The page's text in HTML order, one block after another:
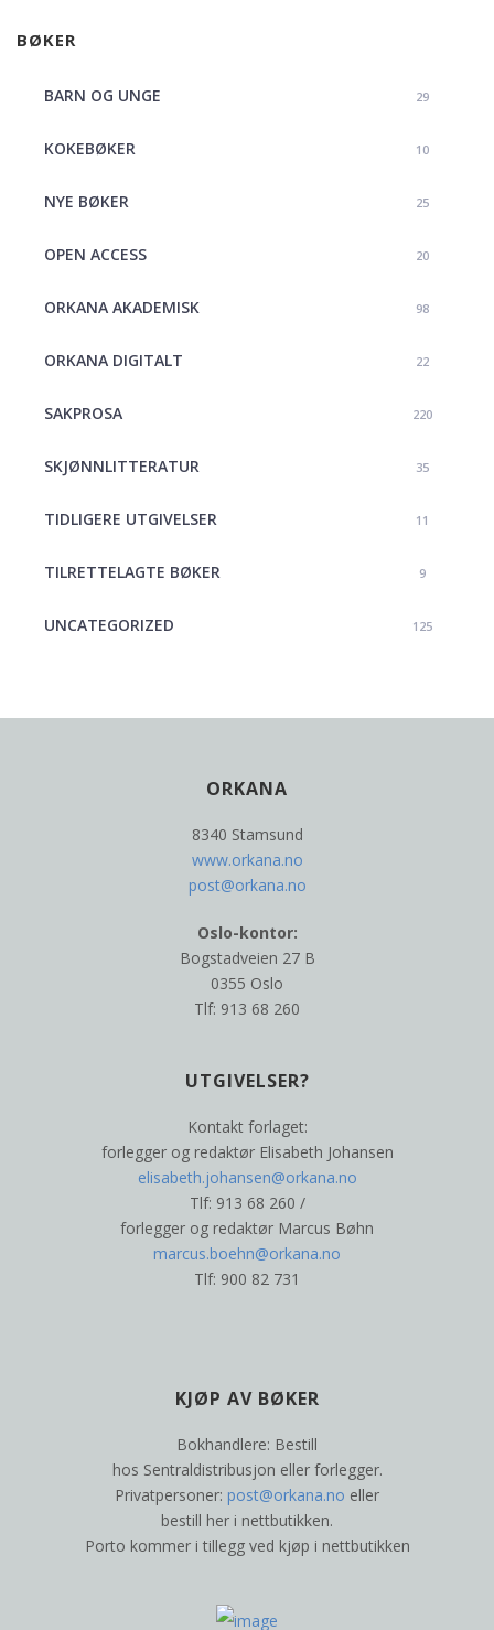
BØKER
BARN OG UNGE 29
KOKEBØKER 10
NYE BØKER 25
OPEN ACCESS 20
ORKANA AKADEMISK 98
ORKANA DIGITALT 22
SAKPROSA 220
SKJØNNLITTERATUR 35
TIDLIGERE UTGIVELSER 11
TILRETTELAGTE BØKER 9
UNCATEGORIZED 125
ORKANA
8340 Stamsund
www.orkana.no
post@orkana.no
Oslo-kontor:
Bogstadveien 27 B
0355 Oslo
Tlf: 913 68 260
UTGIVELSER?
Kontakt forlaget:
forlegger og redaktør Elisabeth Johansen
elisabeth.johansen@orkana.no
Tlf: 913 68 260 /
forlegger og redaktør Marcus Bøhn
marcus.boehn@orkana.no
Tlf: 900 82 731
KJØP AV BØKER
Bokhandlere: Bestill
hos Sentraldistribusjon eller forlegger.
Privatpersoner: post@orkana.no eller
bestill her i nettbutikken.
Porto kommer i tillegg ved kjøp i nettbutikken